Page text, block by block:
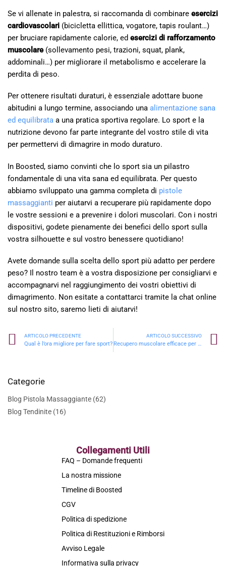
Se vi allenate in palestra, si raccomanda di combinare esercizi
cardiovascolari (bicicletta ellittica, vogatore, tapis roulant…)
per bruciare rapidamente calorie, ed esercizi di rafforzamento
muscolare(sollevamento pesi, trazioni, squat, plank,
addominali…) per migliorare il metabolismo e accelerare la
perdita di peso.
Per ottenere risultati duraturi, è essenziale adottare buone
abitudini a lungo termine, associando una alimentazione sana
ed equilibrata a una pratica sportiva regolare. Lo sport e la
nutrizione devono far parte integrante del vostro stile di vita
per permettervi di dimagrire in modo duraturo.
In Boosted, siamo convinti che lo sport sia un pilastro
fondamentale di una vita sana ed equilibrata. Per questo
abbiamo sviluppato una gamma completa di pistole
massaggianti per aiutarvi a recuperare più rapidamente dopo
le vostre sessioni e a prevenire i dolori muscolari. Con i nostri
dispositivi, godete pienamente dei benefici dello sport sulla
vostra silhouette e sul vostro benessere quotidiano!
Avete domande sulla scelta dello sport più adatto per perdere
peso? Il nostro team è a vostra disposizione per consigliarvi e
accompagnarvi nel raggiungimento dei vostri obiettivi di
dimagrimento. Non esitate a contattarci tramite la chat online
sul nostro sito, saremo lieti di aiutarvi!
ARTICOLO PRECEDENTE
Qual è l’ora migliore per fare sport?
ARTICOLO SUCCESSIVO
Recupero muscolare efficace per le gambe con la pistola massaggiante
Categorie
Blog Pistola Massaggiante (62)
Blog Tendinite (16)
Collegamenti Utili
FAQ – Domande frequenti
La nostra missione
Timeline di Boosted
CGV
Politica di spedizione
Politica di Restituzioni e Rimborsi
Avviso Legale
Informativa sulla privacy